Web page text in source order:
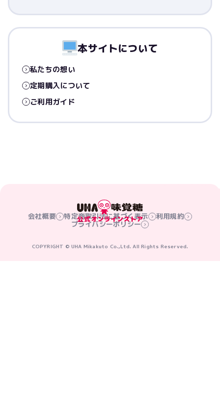
本サイトについて
私たちの想い
定期購入について
ご利用ガイド
会社概要 特定商取引法に基づく表示
利用規約
プライバシーポリシー
COPYRIGHT © UHA Mikakuto Co.,Ltd. All Rights Reserved.